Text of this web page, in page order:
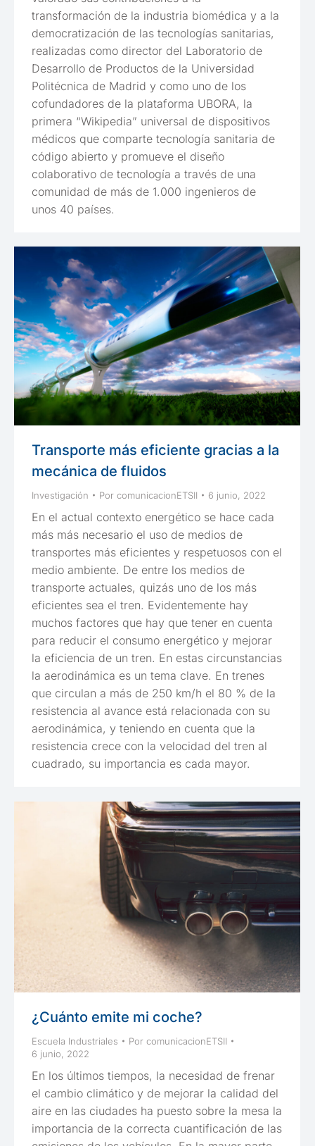
transformación de la industria biomédica y a la
democratización de las tecnologías sanitarias,
realizadas como director del Laboratorio de
Desarrollo de Productos de la Universidad
Politécnica de Madrid y como uno de los
cofundadores de la plataforma UBORA, la
primera “Wikipedia” universal de dispositivos
médicos que comparte tecnología sanitaria de
código abierto y promueve el diseño
colaborativo de tecnología a través de una
comunidad de más de 1.000 ingenieros de
unos 40 países.
Transporte más eficiente gracias a la
mecánica de fluidos
Investigación Por comunicacionETSII 6 junio, 2022
En el actual contexto energético se hace cada
más más necesario el uso de medios de
transportes más eficientes y respetuosos con el
medio ambiente. De entre los medios de
transporte actuales, quizás uno de los más
eficientes sea el tren. Evidentemente hay
muchos factores que hay que tener en cuenta
para reducir el consumo energético y mejorar
la eficiencia de un tren. En estas circunstancias
la aerodinámica es un tema clave. En trenes
que circulan a más de 250 km/h el 80 % de la
resistencia al avance está relacionada con su
aerodinámica, y teniendo en cuenta que la
resistencia crece con la velocidad del tren al
cuadrado, su importancia es cada mayor.
¿Cuánto emite mi coche?
Escuela Industriales Por comunicacionETSII
6 junio, 2022
En los últimos tiempos, la necesidad de frenar
el cambio climático y de mejorar la calidad del
aire en las ciudades ha puesto sobre la mesa la
importancia de la correcta cuantificación de las